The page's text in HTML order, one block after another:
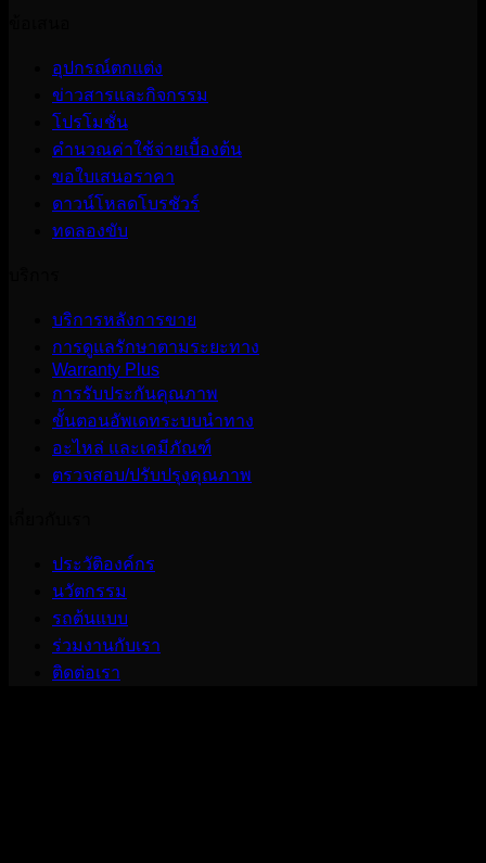
อุปกรณ์ตกแต่ง
ข่าวสารและกิจกรรม
โปรโมชั่น
คำนวณค่าใช้จ่ายเบื้องต้น
ขอใบเสนอราคา
ดาวน์โหลดโบรชัวร์
ทดลองขับ
บริการหลังการขาย
การดูแลรักษาตามระยะทาง
Warranty Plus
การรับประกันคุณภาพ
ขั้นตอนอัพเดทระบบนำทาง
อะไหล่ และเคมีภัณฑ์
ตรวจสอบ/ปรับปรุงคุณภาพ
ประวัติองค์กร
นวัตกรรม
รถต้นแบบ
ร่วมงานกับเรา
ติดต่อเรา